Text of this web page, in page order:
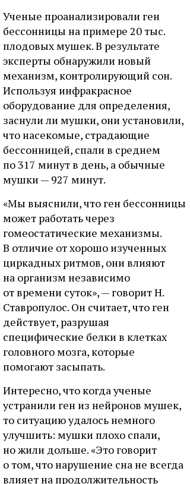
Ученые проанализировали ген
бессонницы на примере 20 тыс.
плодовых мушек. В результате
эксперты обнаружили новый
механизм, контролирующий сон.
Используя инфракрасное
оборудование для определения,
заснули ли мушки, они установили,
что насекомые, страдающие
бессонницей, спали в среднем
по 317 минут в день, а обычные
мушки — 927 минут.
«Мы выяснили, что ген бессонницы
может работать через
гомеостатические механизмы.
В отличие от хорошо изученных
циркадных ритмов, они влияют
на организм независимо
от времени суток», — говорит Н.
Ставропулос. Он считает, что ген
действует, разрушая
специфические белки в клетках
головного мозга, которые
помогают засыпать.
Интересно, что когда ученые
устранили ген из нейронов мушек,
то ситуацию удалось немного
улучшить: мушки плохо спали,
но жили дольше. «Это говорит
о том, что нарушение сна не всегда
влияет на продолжительность